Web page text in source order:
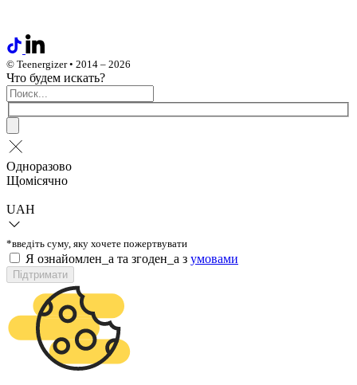
© Teenergizer • 2014 – 2026
Что будем искать?
Одноразово
Щомісячно
UAH
*введіть суму, яку хочете пожертвувати
Я ознайомлен_а та згоден_а з умовами
Підтримати